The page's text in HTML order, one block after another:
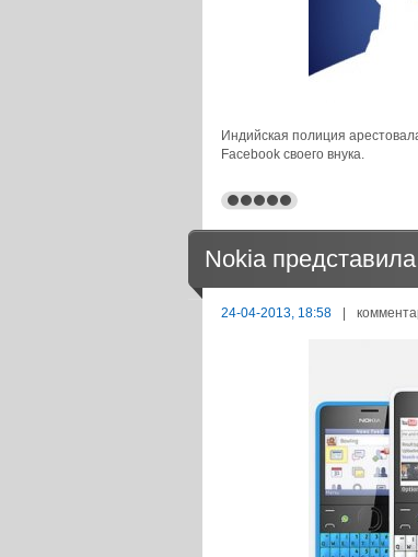
Индийская полиция
Facebook своего внука.
Nokia
24-04-2013, 18:58 |